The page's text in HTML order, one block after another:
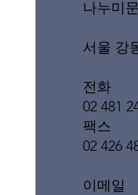
나누미
서울 강
전화
02 481
팩스
02 426
이메일